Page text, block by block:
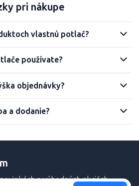
pri nákupe
vlastnú potlač?
používate?
objednávky?
a dodanie?
a výhodných akciách.